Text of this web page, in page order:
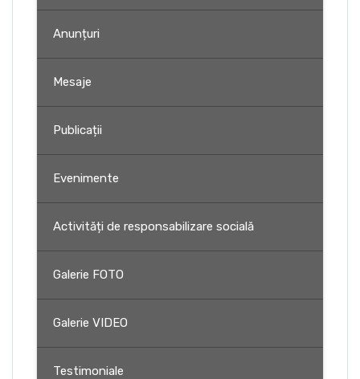
Anunțuri
Mesaje
Publicații
Evenimente
Activități de responsabilizare socială
Galerie FOTO
Galerie VIDEO
Testimoniale